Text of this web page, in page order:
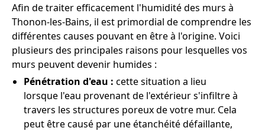
Afin de traiter efficacement l'humidité des murs à
Thonon-les-Bains, il est primordial de comprendre les
différentes causes pouvant en être à l'origine. Voici
plusieurs des principales raisons pour lesquelles vos
murs peuvent devenir humides :
Pénétration d'eau : cette situation a lieu
lorsque l'eau provenant de l'extérieur s'infiltre à
travers les structures poreux de votre mur. Cela
peut être causé par une étanchéité défaillante,